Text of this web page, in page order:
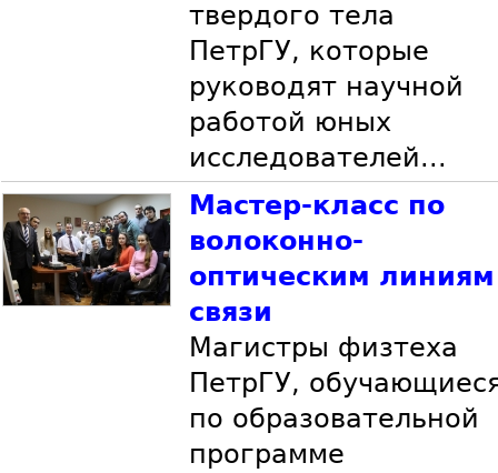
твердого тела
ПетрГУ, которые
руководят научной
работой юных
исследователей...
Мастер-класс по
волоконно-
оптическим линиям
связи
Магистры физтеха
ПетрГУ,
по образовательной
программе